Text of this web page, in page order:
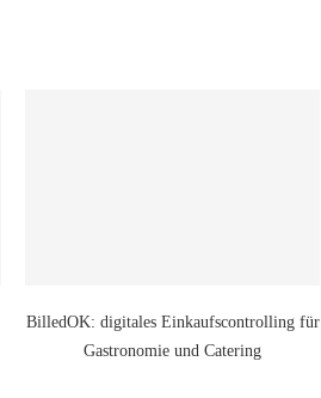
BilledOK: digitales Einkaufscontrolling für
Gastronomie und Catering